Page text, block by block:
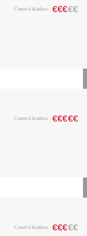
Cenová hladina €€€€€
Cenová hladina €€€€€
Cenová hladina €€€€€